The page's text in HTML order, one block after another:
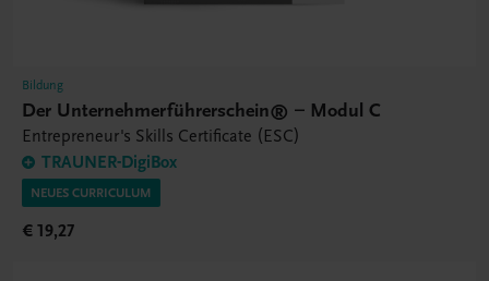
Bildung
Der Unternehmerführerschein® – Modul C
Entrepreneur's Skills Certificate (ESC)
TRAUNER-DigiBox
NEUES CURRICULUM
€ 19,27